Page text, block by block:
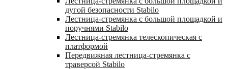
дугой безопасности Stabilo
Лестница-стремянка с большой площадкой и
поручнями Stabilo
Лестница-стремянка телескопическая с
платформой
Передвижная лестница-стремянка с
траверсой Stabilo